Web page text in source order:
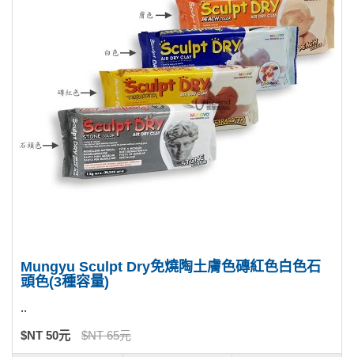
Mungyu Sculpt Dry免燒陶土膚色磚紅色白色石
頭色(3種容量)
..
$NT 50元 $NT 65元